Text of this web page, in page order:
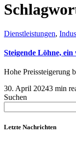
Dienstleistungen,
Steigende Löhne,
Hohe Preissteigerung
30. April 20243 min
Suchen
Letzte Nachrichten